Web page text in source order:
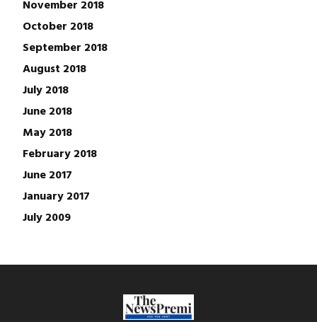
November 2018
October 2018
September 2018
August 2018
July 2018
June 2018
May 2018
February 2018
June 2017
January 2017
July 2009